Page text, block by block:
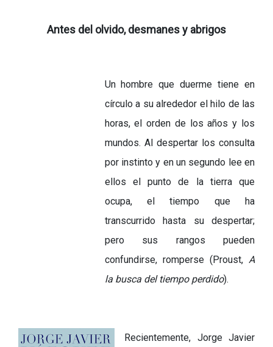
Antes del olvido, desmanes y abrigos
Un hombre que duerme tiene en
círculo a su alrededor el hilo de las
horas, el orden de los años y los
mundos. Al despertar los consulta
por instinto y en un segundo lee en
ellos el punto de la tierra que
ocupa, el tiempo que ha
transcurrido hasta su despertar;
pero sus rangos pueden
confundirse, romperse (Proust, A
la busca del tiempo perdido).
Recientemente, Jorge Javier